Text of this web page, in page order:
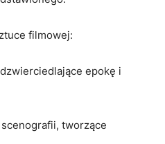
filmowej:
epokę i
tworzące